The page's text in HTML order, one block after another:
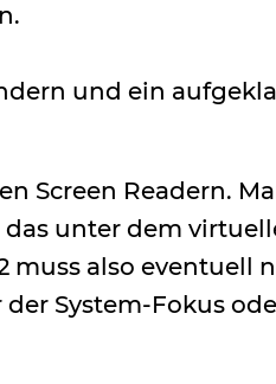
und ein
Screen Readern.
unter dem
muss also eventuell
System-Fokus